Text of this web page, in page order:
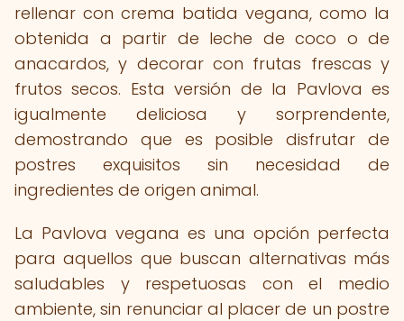
rellenar con crema batida vegana, como la
obtenida a partir de leche de coco o de
anacardos, y decorar con frutas frescas y
frutos secos. Esta versión de la Pavlova es
igualmente deliciosa y sorprendente,
demostrando que es posible disfrutar de
postres exquisitos sin necesidad de
ingredientes de origen animal.
La Pavlova vegana es una opción perfecta
para aquellos que buscan alternativas más
saludables y respetuosas con el medio
ambiente, sin renunciar al placer de un postre